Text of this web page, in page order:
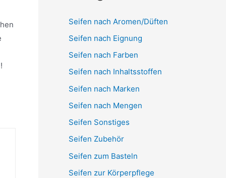
Seifen nach Aromen/Düften
Seifen nach Eignung
Seifen nach Farben
Seifen nach Inhaltsstoffen
Seifen nach Marken
Seifen nach Mengen
Seifen Sonstiges
Seifen Zubehör
Seifen zum Basteln
Seifen zur Körperpflege